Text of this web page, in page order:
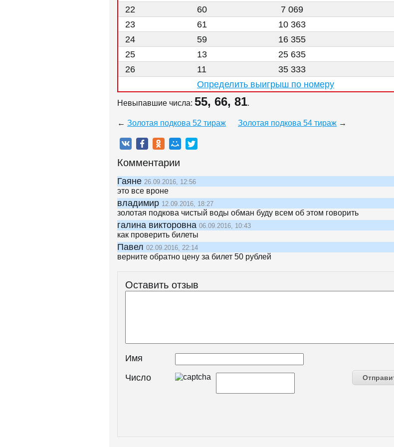
22 60 7 069
23
61 10 363
24
59 16 355
25
13 25 635
26
11 35 333
Определить выигрыш по номеру
Невыпавшие числа: 55, 66, 81.
← Золотая подкова 52 тираж Золотая подкова 54 тираж →
Комментарии
Гаяне 26.09.2016, 12:56
это все вроне
владимир 12.09.2016, 18:27
золотая подкова чистый воды обман буду всем об этом говорить
галина викторовна 06.09.2016, 10:43
как проверить билеты
Павел 02.09.2016, 22:14
верните обратно цену за билет 50 рублей
Оставить отзыв
Имя
Число